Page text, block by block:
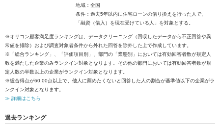
地域：全国
条件：過去5年以内に住宅ローンの借り換えを行った人で、
「融資（借入）を現在受けている人」を対象とする。
※オリコン顧客満足度ランキングは、データクリーニング（回収したデータから不正回答や異
常値を排除）および調査対象者条件から外れた回答を除外した上で作成しています。
※「総合ランキング」、「評価項目別」、部門の「業態別」においては有効回答者数が規定人
数を満たした企業のみランクイン対象となります。その他の部門においては有効回答者数が規
定人数の半数以上の企業がランクイン対象となります。
※総合得点が60.00点以上で、他人に薦めたくないと回答した人の割合が基準値以下の企業がラ
ンクイン対象となります。
≫ 詳細はこちら
過去ランキング